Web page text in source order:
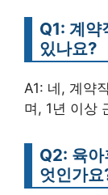
Q1: 계약
있나요?
A1: 네, 계약
며, 1년 이상
Q2: 육아
엇인가요